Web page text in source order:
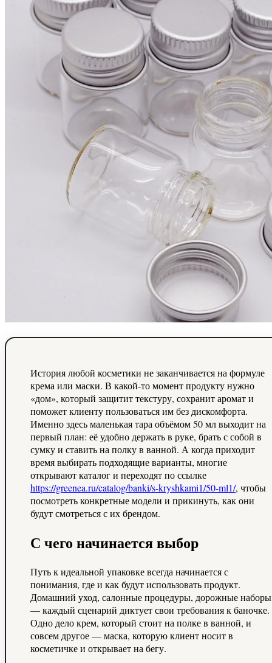
История любой косметики не заканчивается на формуле
крема или маски. В какой-то момент продукту нужно
«дом», который защитит текстуру, сохранит аромат и
поможет клиенту пользоваться им без дискомфорта.
Именно здесь маленькая тара объёмом 50 мл выходит на
первый план: её удобно держать в руке, брать с собой в
сумку и ставить на полку в ванной. А когда приходит
время выбирать подходящие варианты, многие
открывают каталог и переходят по ссылке
https://greenea.ru/catalog/banki/s-kryshkami1/50-ml1/, чтобы
посмотреть конкретные модели и прикинуть, как они
будут смотреться с их брендом.
С чего начинается выбор
Путь к идеальной упаковке всегда начинается с
понимания, где и как будут использовать продукт.
Домашний уход, салонные процедуры, дорожные наборы
— каждый сценарий диктует свои требования к баночке.
Одно дело крем, который стоит на полке в ванной, и
совсем другое — маска, которую клиент носит в
косметичке и открывает на бегу.